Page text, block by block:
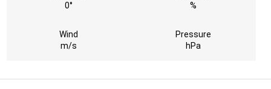
0°
%
Wind
m/s
Pressure
hPa